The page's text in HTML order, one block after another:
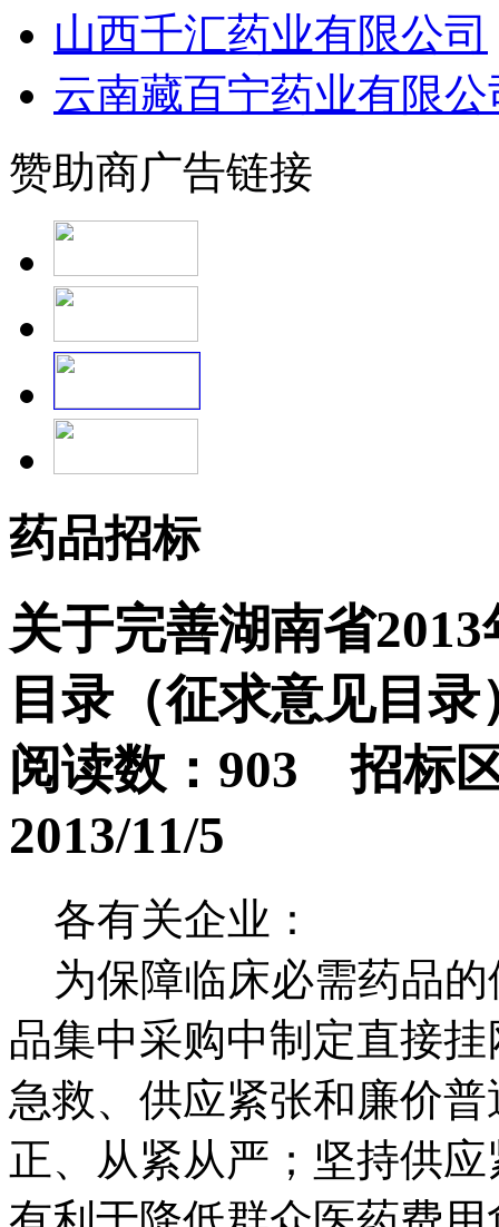
山西千汇药业有限公司
云南藏百宁药业有限公
赞助商广告链接
药品招标
关于完善湖南省
目录（征求意见目
阅读数：903 招标
2013/11/5
各有关企业：
为保障临床必需药品的
品集中采购中制定直接
急救、供应紧张和廉价
正、从紧从严；坚持供